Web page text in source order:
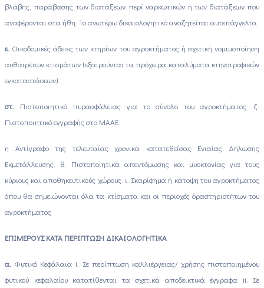
βλάβης, παράβασης των διατάξεων περί ναρκωτικών ή των διατάξεων που
αναφέρονται στα ήθη. Το ανωτέρω δικαιολογητικό αναζητείται αυτεπάγγελτα
ε. Οικοδομικές άδειες των κτηρίων του αγροκτήματος ή σχετική νομιμοποίηση
αυθαιρέτων κτισμάτων (εξαιρούνται τα πρόχειρα καταλύματα κτηνοτροφικών
εγκαταστάσεων).
στ. Πιστοποιητικό πυρασφάλειας για το σύνολο του αγροκτήματος. ζ.
Πιστοποιητικό εγγραφής στο ΜΑΑΕ.
η Αντίγραφο της τελευταίας χρονικά κατατεθείσας Ενιαίας Δήλωσης
Εκμετάλλευσης. θ. Πιστοποιητικά απεντόμωσης και μυοκτονίας για τους
κύριους και αποθηκευτικούς χώρους. ι. Σκαρίφημα ή κάτοψη του αγροκτήματος
όπου θα σημειώνονται όλα τα κτίσματα και οι περιοχές δραστηριοτήτων του
αγροκτήματος
ΕΠΙΜΕΡΟΥΣ ΚΑΤΑ ΠΕΡΙΠΤΩΣΗ ΔΙΚΑΙΟΛΟΓΗΤΙΚΑ
α. Φυτικό Κεφάλαιο: i. Σε περίπτωση καλλιέργειας/ χρήσης πιστοποιημένου
φυτικού κεφαλαίου κατατίθενται τα σχετικά αποδεικτικά έγγραφα ii. Σε